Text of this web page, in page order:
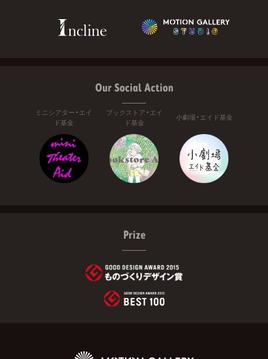
Our Social Action
ミニシアター・エイ
ド基金
ブックストア・エイ
ド基金
小劇場・エイド基金
Prize